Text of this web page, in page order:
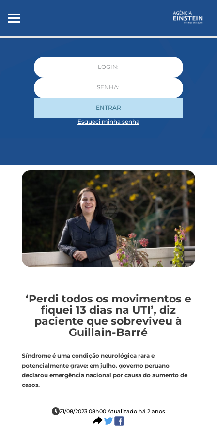
ENTRAR
Esqueci minha senha
‘Perdi todos os movimentos e
fiquei 13 dias na UTI’, diz
paciente que sobreviveu à
Guillain-Barré
Síndrome é uma condição neurológica rara e
potencialmente grave; em julho, governo peruano
declarou emergência nacional por causa do aumento de
casos.
21/08/2023 08h00 Atualizado há 2 anos